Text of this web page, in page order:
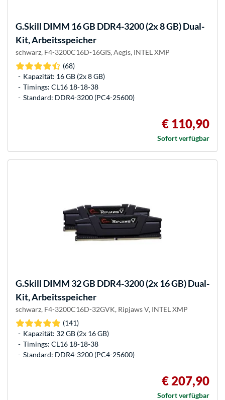
G.Skill DIMM 16 GB DDR4-3200 (2x 8 GB) Dual-
Kit, Arbeitsspeicher
schwarz, F4-3200C16D-16GIS, Aegis, INTEL XMP
(68)
Kapazität: 16 GB (2x 8 GB)
Timings: CL16 18-18-38
Standard: DDR4-3200 (PC4-25600)
€ 110,90
Sofort verfügbar
G.Skill DIMM 32 GB DDR4-3200 (2x 16 GB) Dual-
Kit, Arbeitsspeicher
schwarz, F4-3200C16D-32GVK, Ripjaws V, INTEL XMP
(141)
Kapazität: 32 GB (2x 16 GB)
Timings: CL16 18-18-38
Standard: DDR4-3200 (PC4-25600)
€ 207,90
Sofort verfügbar